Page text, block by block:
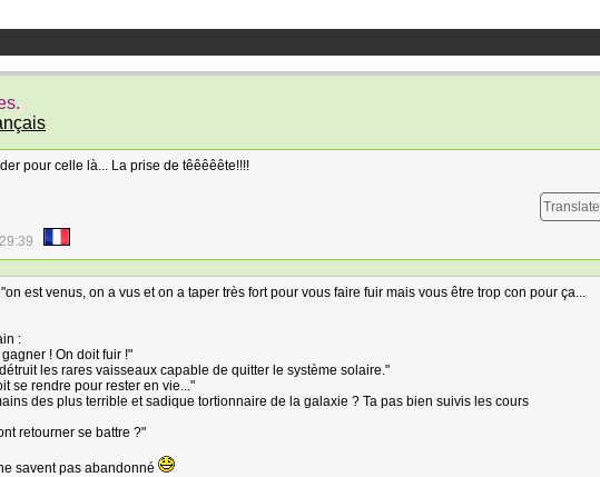
pour celle là... La prise de têêêêête!!!!
Translate
est venus, on a vus et on a taper très fort pour vous faire fuir mais vous être trop con pour ça...
:
! On doit fuir !"
les rares vaisseaux capable de quitter le système solaire."
se rendre pour rester en vie..."
des plus terrible et sadique tortionnaire de la galaxie ? Ta pas bien suivis les cours
retourner se battre ?"
savent pas abandonné